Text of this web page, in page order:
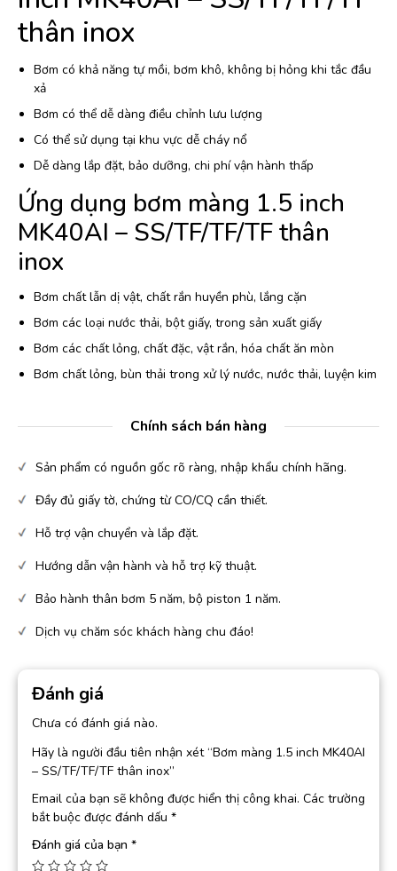
thân inox
Bơm có khả năng tự mồi, bơm khô, không bị hỏng khi tắc đầu
xả
Bơm có thể dễ dàng điều chỉnh lưu lượng
Có thể sử dụng tại khu vực dễ cháy nổ
Dễ dàng lắp đặt, bảo dưỡng, chi phí vận hành thấp
Ứng dụng bơm màng 1.5 inch
MK40AI – SS/TF/TF/TF thân
inox
Bơm chất lẫn dị vật, chất rắn huyền phù, lắng cặn
Bơm các loại nước thải, bột giấy, trong sản xuất giấy
Bơm các chất lỏng, chất đặc, vật rắn, hóa chất ăn mòn
Bơm chất lỏng, bùn thải trong xử lý nước, nước thải, luyện kim
Chính sách bán hàng
Sản phẩm có nguồn gốc rõ ràng, nhập khẩu chính hãng.
Đầy đủ giấy tờ, chứng từ CO/CQ cần thiết.
Hỗ trợ vận chuyển và lắp đặt.
Hướng dẫn vận hành và hỗ trợ kỹ thuật.
Bảo hành thân bơm 5 năm, bộ piston 1 năm.
Dịch vụ chăm sóc khách hàng chu đáo!
Đánh giá
Chưa có đánh giá nào.
Hãy là người đầu tiên nhận xét “Bơm màng 1.5 inch MK40AI
– SS/TF/TF/TF thân inox”
Email của bạn sẽ không được hiển thị công khai. Các trường
bắt buộc được đánh dấu *
Đánh giá của bạn *